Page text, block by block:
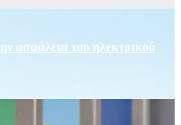
ασφάλεια του ηλεκτρικού